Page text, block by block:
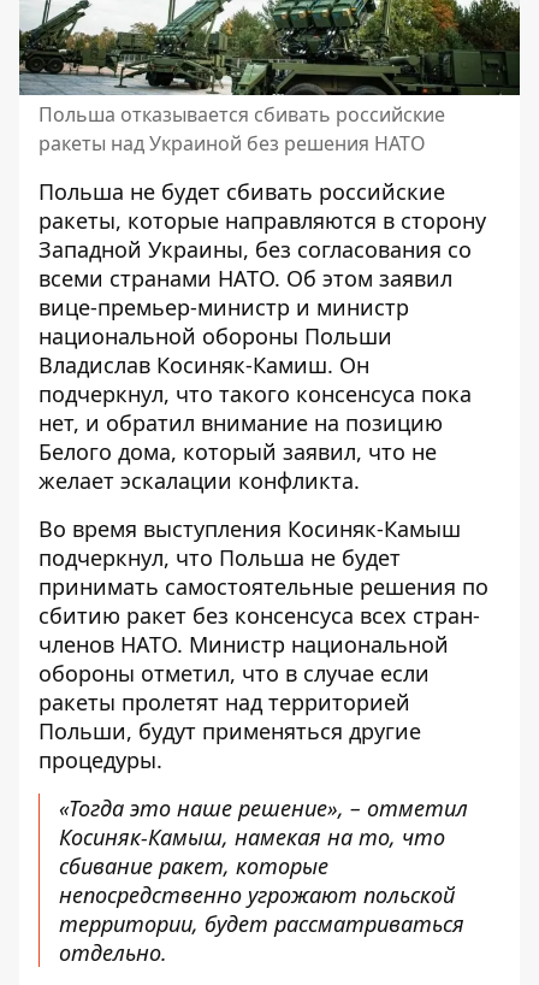
Польша отказывается сбивать российские
ракеты над Украиной без решения НАТО
Польша не будет сбивать российские
ракеты, которые направляются в сторону
Западной Украины, без согласования со
всеми странами НАТО. Об этом заявил
вице-премьер-министр и министр
национальной обороны Польши
Владислав Косиняк-Камиш. Он
подчеркнул, что такого консенсуса пока
нет, и обратил внимание на позицию
Белого дома, который заявил, что не
желает эскалации конфликта.
Во время выступления Косиняк-Камыш
подчеркнул, что Польша не будет
принимать самостоятельные решения по
сбитию ракет без консенсуса всех стран-
членов НАТО. Министр национальной
обороны отметил, что в случае если
ракеты пролетят над территорией
Польши, будут применяться другие
процедуры.
«Тогда это наше решение», – отметил
Косиняк-Камыш, намекая на то, что
сбивание ракет, которые
непосредственно угрожают польской
территории, будет рассматриваться
отдельно.